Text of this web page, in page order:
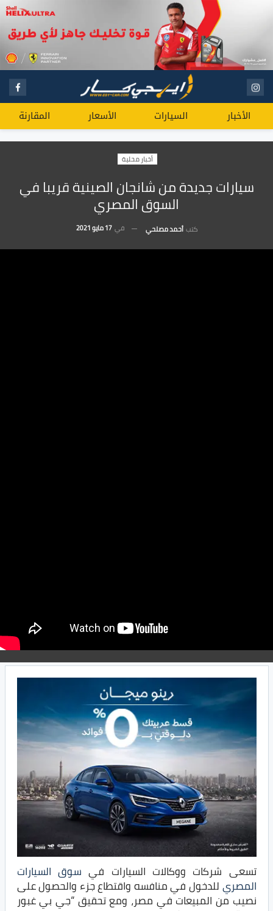
الأخبار السيارات الأسعار المقارنة
أخبار محلية
سيارات جديدة من شانجان الصينية قريبا في
السوق المصري
كتب أحمد مصلحي في 17 مايو 2021
تسعى شركات ووكالات السيارات في سوق السيارات
المصريللدخول في منافسه واقتطاع جزء والحصول على
نصيب من المبيعات في مصر، ومع تحقيق “جي بي غبور